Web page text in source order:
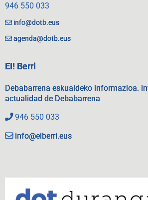
946 550 033
info@dotb.eus
agenda@dotb.eus
EI! Berri
Debabarrena eskualdeko informazioa.
actualidad de Debabarrena
946 550 033
info@eiberri.eus